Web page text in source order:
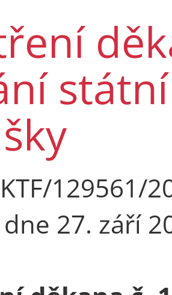
129561/
27. září